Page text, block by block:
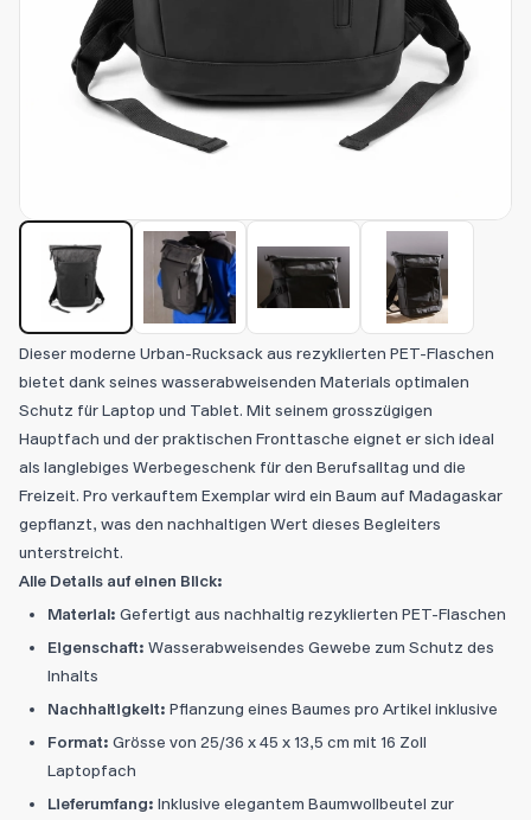
Dieser moderne Urban-Rucksack aus rezyklierten PET-Flaschen
bietet dank seines wasserabweisenden Materials optimalen
Schutz für Laptop und Tablet. Mit seinem grosszügigen
Hauptfach und der praktischen Fronttasche eignet er sich ideal
als langlebiges Werbegeschenk für den Berufsalltag und die
Freizeit. Pro verkauftem Exemplar wird ein Baum auf Madagaskar
gepflanzt, was den nachhaltigen Wert dieses Begleiters
unterstreicht.
Alle Details auf einen Blick:
Material: Gefertigt aus nachhaltig rezyklierten PET-Flaschen
Eigenschaft: Wasserabweisendes Gewebe zum Schutz des
Inhalts
Nachhaltigkeit: Pflanzung eines Baumes pro Artikel inklusive
Format: Grösse von 25/36 x 45 x 13,5 cm mit 16 Zoll
Laptopfach
Lieferumfang: Inklusive elegantem Baumwollbeutel zur